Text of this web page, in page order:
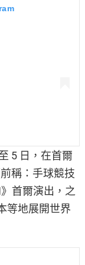
5 日，在首爾
稱：手球競技
首爾演出，之
等地展開世界